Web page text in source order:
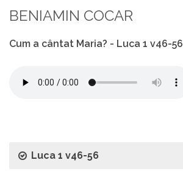
BENIAMIN COCAR
Cum a cântat Maria? - Luca 1 v46-56
Luca 1 v46-56